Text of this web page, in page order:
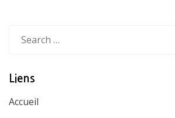
for:
Liens
Accueil